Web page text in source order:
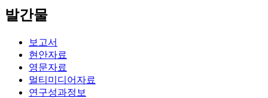
발간물
보고서
현안자료
영문자료
멀티미디어자료
연구성과정보